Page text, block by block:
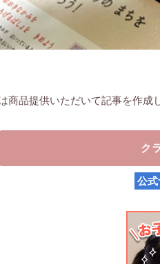
商品提供いただいて記事を作成
ク
公式